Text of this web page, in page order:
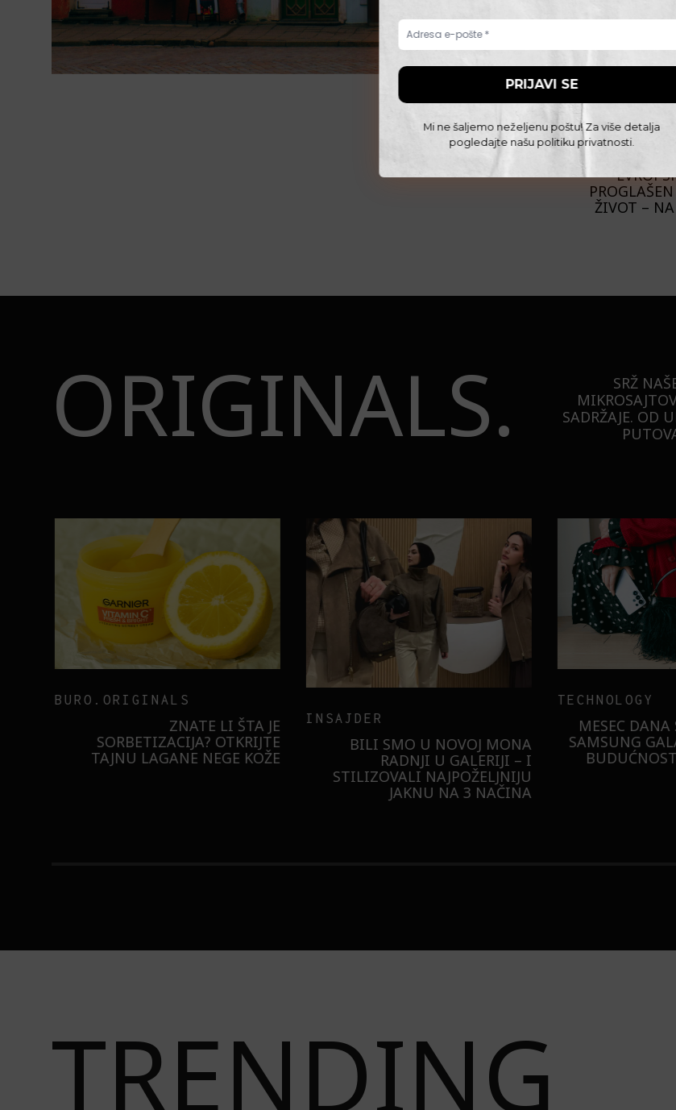
ŽIVOT –
ORIGINALS.
SRŽ
SADRŽAJE. OD
BURO.ORIGINALS
ZNATE LI ŠTA JE
SORBETIZACIJA? OTKRIJTE
TAJNU LAGANE NEGE KOŽE
INSAJDER
BILI SMO U NOVOJ MONA
RADNJI U GALERIJI – I
STILIZOVALI NAJPOŽELJNIJU
JAKNU NA 3 NAČINA
TECHNOLOGY
MESEC
SAMSUNG
TRENDING
Mi ne šaljemo neželjenu poštu! Za više detalja
pogledajte našu politiku privatnosti.